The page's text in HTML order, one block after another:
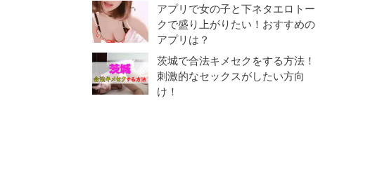
アプリで女の子と下ネタエロトー
クで盛り上がりたい！おすすめの
アプリは？
茨城で合法キメセクをする方法！
刺激的なセックスがしたい方向
け！